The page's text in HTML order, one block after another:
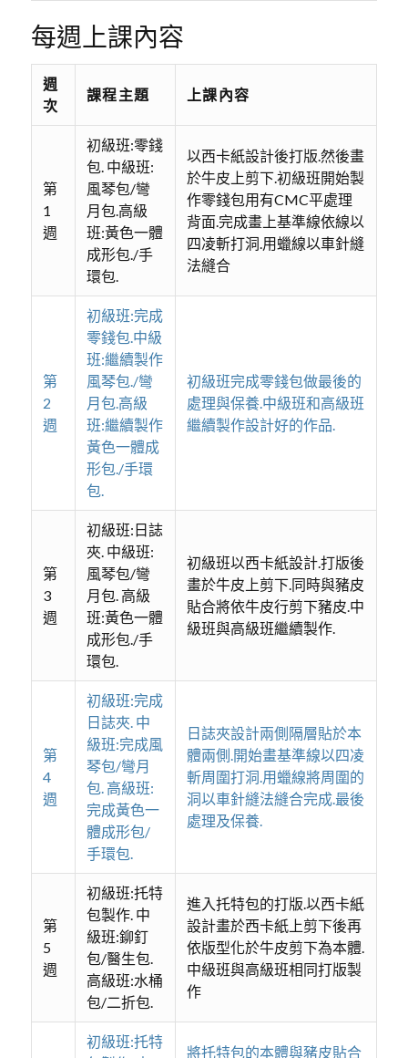
每週上課內容
週
次
課程主題 上課內容
第
1
週
初級班:零錢
包. 中級班:
風琴包/彎
月包.高級
班:黃色一體
成形包./手
環包.
以西卡紙設計後打版.然後畫
於牛皮上剪下.初級班開始製
作零錢包用有CMC平處理
背面.完成畫上基準線依線以
四凌斬打洞.用蠟線以車針縫
法縫合
第
2
週
初級班:完成
零錢包.中級
班:繼續製作
風琴包./彎
月包.高級
班:繼續製作
黃色一體成
形包./手環
包.
初級班完成零錢包做最後的
處理與保養.中級班和高級班
繼續製作設計好的作品.
第
3
週
初級班:日誌
夾. 中級班:
風琴包/彎
月包. 高級
班:黃色一體
成形包./手
環包.
初級班以西卡紙設計.打版後
畫於牛皮上剪下.同時與豬皮
貼合將依牛皮行剪下豬皮.中
級班與高級班繼續製作.
第
4
週
初級班:完成
日誌夾. 中
級班:完成風
琴包/彎月
包. 高級班:
完成黃色一
體成形包/
手環包.
日誌夾設計兩側隔層貼於本
體兩側.開始畫基準線以四凌
斬周圍打洞.用蠟線將周圍的
洞以車針縫法縫合完成.最後
處理及保養.
第
5
週
初級班:托特
包製作. 中
級班:鉚釘
包/醫生包.
高級班:水桶
包/二折包.
進入托特包的打版.以西卡紙
設計畫於西卡紙上剪下後再
依版型化於牛皮剪下為本體.
中級班與高級班相同打版製
作
初級班:托特
將托特包的本體與豬皮貼合